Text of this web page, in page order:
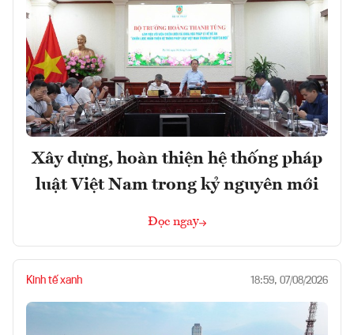
Xây dựng, hoàn thiện hệ thống pháp
luật Việt Nam trong kỷ nguyên mới
Đọc ngay
Kinh tế xanh 18:59, 07/08/2026